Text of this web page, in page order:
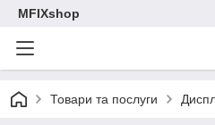
MFIXshop
Товари та послуги